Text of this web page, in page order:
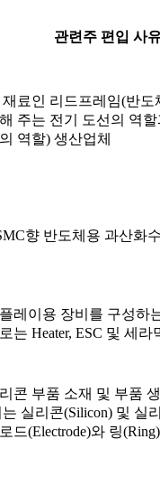
관련주 편입 사
료인 리드프레임(반
주는 전기 도선의 역
역할) 생산업체
향 반도체용 과산화
레이용 장비를 구성하
는 Heater, ESC 및 세
콘 부품 소재 및 부품
실리콘(Silicon) 및 실
드(Electrode)와 링